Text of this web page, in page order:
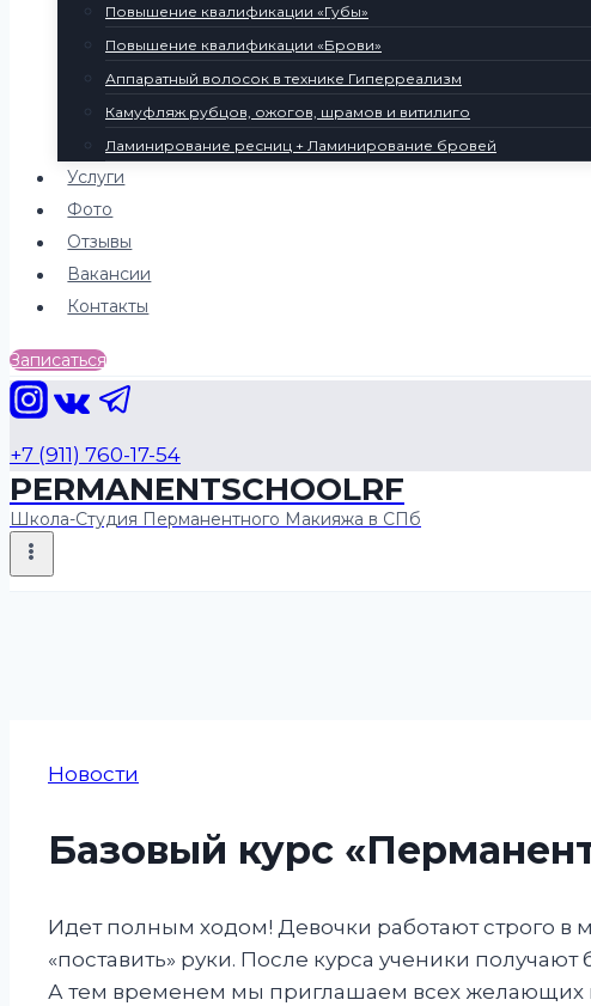
Повышение квалификации «Губы»
Повышение квалификации «Брови»
Аппаратный волосок в технике Гиперреализм
Камуфляж рубцов, ожогов, шрамов и витилиго
Ламинирование ресниц + Ламинирование бровей
Услуги
Фото
Отзывы
Вакансии
Контакты
Записаться
+7 (911) 760-17-54
PERMANENTSCHOOLRF
Школа-Студия Перманентного Макияжа в СПб
Новости
Базовый курс
Идет полным ходом! Девочки работают строго в
«поставить» руки. После курса ученики
А тем временем мы приглашаем всех желающих